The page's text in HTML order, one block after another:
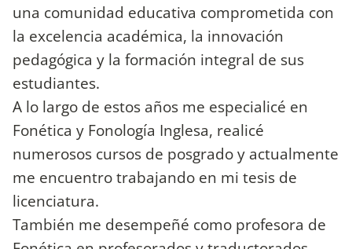
una comunidad educativa comprometida con
la excelencia académica, la innovación
pedagógica y la formación integral de sus
estudiantes.
A lo largo de estos años me especialicé en
Fonética y Fonología Inglesa, realicé
numerosos cursos de posgrado y actualmente
me encuentro trabajando en mi tesis de
licenciatura.
También me desempeñé como profesora de